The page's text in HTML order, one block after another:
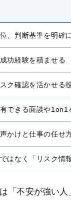
、判断基準を明確
功経験を積ませる
ク確認を活かせる
できる面談や1on1
かけと仕事の任せ
はなく「リスク情
「不安が強い